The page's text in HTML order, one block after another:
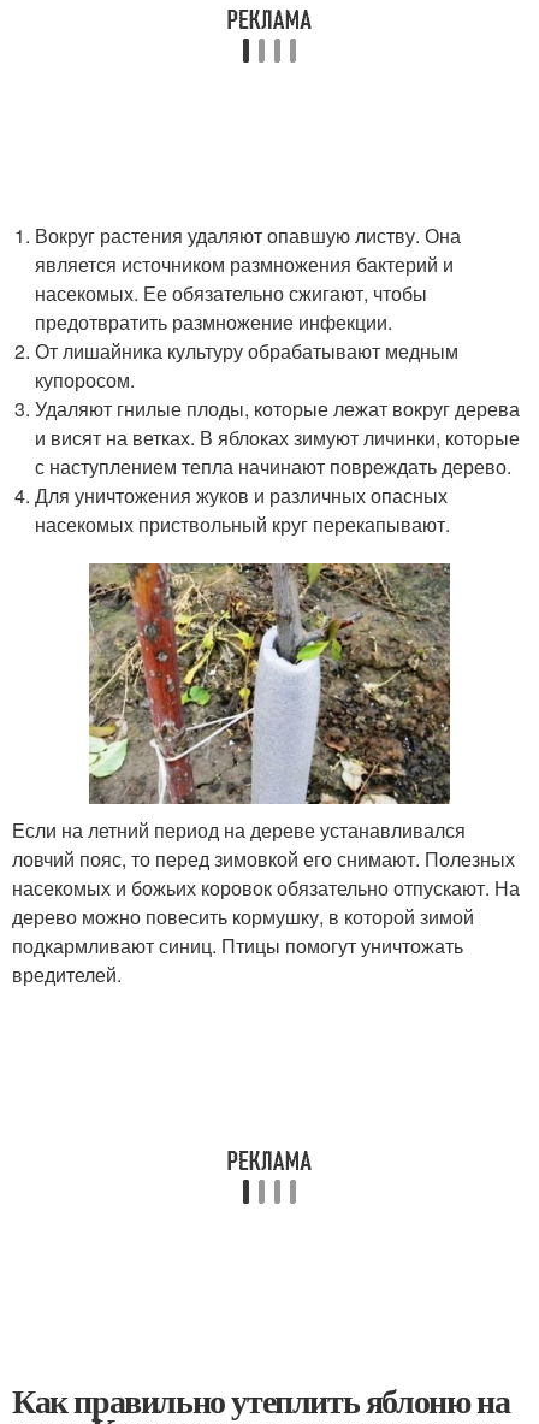
Вокруг растения удаляют опавшую листву. Она
является источником размножения бактерий и
насекомых. Ее обязательно сжигают, чтобы
предотвратить размножение инфекции.
От лишайника культуру обрабатывают медным
купоросом.
Удаляют гнилые плоды, которые лежат вокруг дерева
и висят на ветках. В яблоках зимуют личинки, которые
с наступлением тепла начинают повреждать дерево.
Для уничтожения жуков и различных опасных
насекомых приствольный круг перекапывают.
Если на летний период на дереве устанавливался
ловчий пояс, то перед зимовкой его снимают. Полезных
насекомых и божьих коровок обязательно отпускают. На
дерево можно повесить кормушку, в которой зимой
подкармливают синиц. Птицы помогут уничтожать
вредителей.
Как правильно утеплить яблоню на